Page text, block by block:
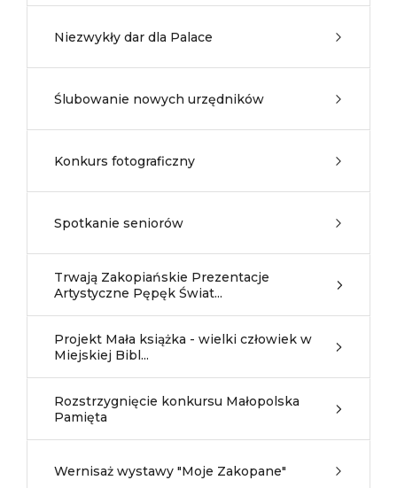
Niezwykły dar dla Palace
Ślubowanie nowych urzędników
Konkurs fotograficzny
Spotkanie seniorów
Trwają Zakopiańskie Prezentacje
Artystyczne Pępęk Świat...
Projekt Mała książka - wielki człowiek w
Miejskiej Bibl...
Rozstrzygnięcie konkursu Małopolska
Pamięta
Wernisaż wystawy "Moje Zakopane"